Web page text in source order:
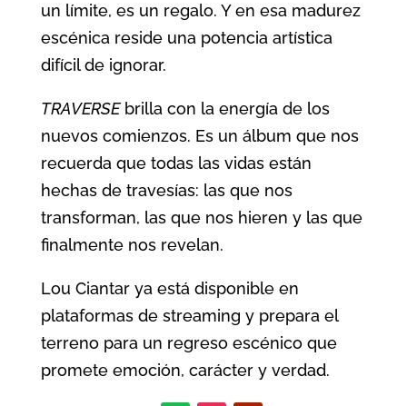
un límite, es un regalo. Y en esa madurez
escénica reside una potencia artística
difícil de ignorar.
TRAVERSEbrilla con la energía de los
nuevos comienzos. Es un álbum que nos
recuerda que todas las vidas están
hechas de travesías: las que nos
transforman, las que nos hieren y las que
finalmente nos revelan.
Lou Ciantar ya está disponible en
plataformas de streaming y prepara el
terreno para un regreso escénico que
promete emoción, carácter y verdad.